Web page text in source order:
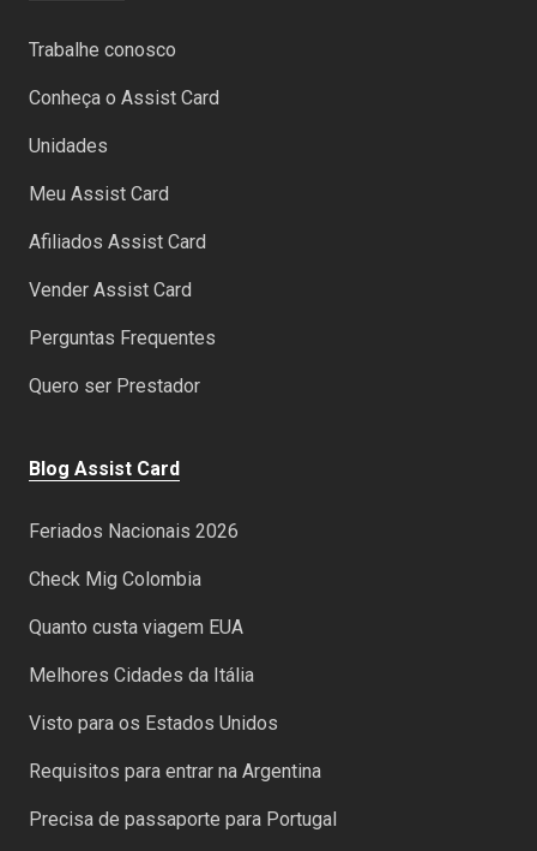
Trabalhe conosco
Conheça o Assist Card
Unidades
Meu Assist Card
Afiliados Assist Card
Vender Assist Card
Perguntas Frequentes
Quero ser Prestador
Blog Assist Card
Feriados Nacionais 2026
Check Mig Colombia
Quanto custa viagem EUA
Melhores Cidades da Itália
Visto para os Estados Unidos
Requisitos para entrar na Argentina
Precisa de passaporte para Portugal